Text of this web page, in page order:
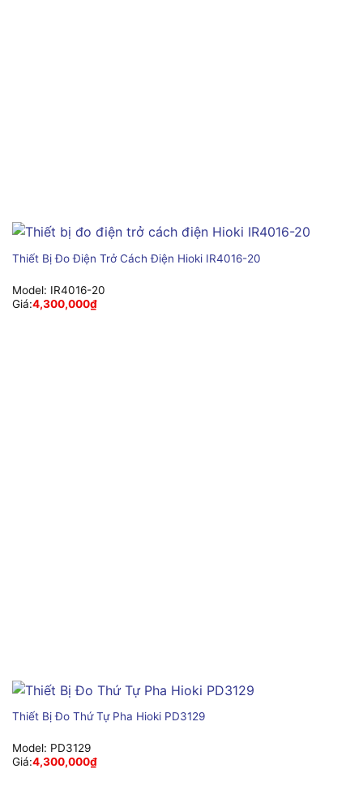
Thiết Bị Đo Điện Trở Cách Điện Hioki IR4016-20
Model: IR4016-20
Giá:4,300,000₫
Thiết Bị Đo Thứ Tự Pha Hioki PD3129
Model: PD3129
Giá:4,300,000₫